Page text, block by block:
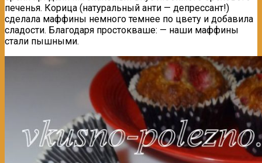
печенья. Корица (натуральный анти — депрессант!)
сделала маффины немного темнее по цвету и добавила
сладости. Благодаря простокваше: — наши маффины
стали пышными.